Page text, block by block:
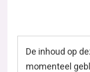
De inhoud op
momenteel